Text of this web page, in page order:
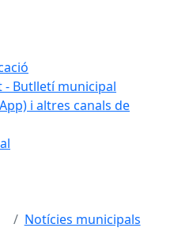
- Butlletí municipal
i altres canals de
Notícies municipals